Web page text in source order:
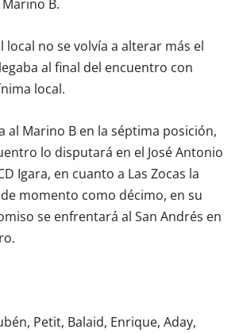
B.
local no se volvía a alterar más el
al final del encuentro con
local.
al Marino B en la séptima posición,
lo disputará en el José Antonio
Igara, en cuanto a Las Zocas la
momento como décimo, en su
se enfrentará al San Andrés en
Petit, Balaid, Enrique, Aday,